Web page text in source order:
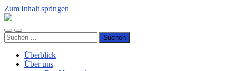
Zum Inhalt springen
Luftsportverein
e.V.
Mobile-
Menü
Suchfeld
ein-/ausblenden
Suchen
nach:
Überblick
Über uns